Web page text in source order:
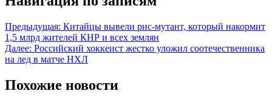
Предыдущая: Китайцы вывели рис-мутант, который накормит
1,5 млрд жителей КНР и всех землян
Далее: Российский хоккеист жестко уложил соотечественника
на лед в матче НХЛ
Похожие новости